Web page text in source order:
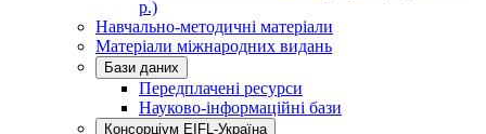
р.)
Навчально-методичні матеріали
Матеріали міжнародних видань
Бази даних
Передплачені ресурси
Науково-інформаційні бази
Консорціум EIFL-Україна